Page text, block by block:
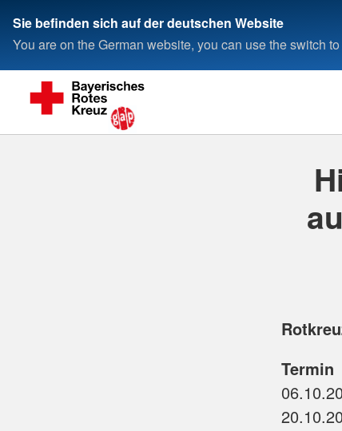
Sie befinden sich auf der deutschen Website
You are on the German website, you can use the switch
Termin